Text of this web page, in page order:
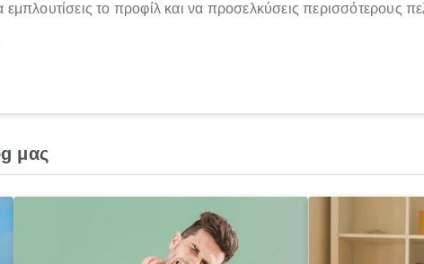
το προφίλ και να προσελκύσεις περισσότερους
μας